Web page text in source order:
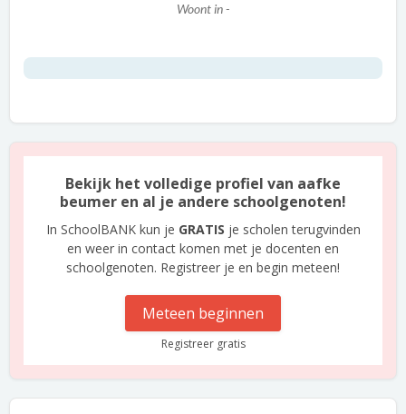
Woont in -
Bekijk het volledige profiel van aafke
beumer en al je andere schoolgenoten!
In SchoolBANK kun je GRATIS je scholen terugvinden
en weer in contact komen met je docenten en
schoolgenoten. Registreer je en begin meteen!
Meteen beginnen
Registreer gratis